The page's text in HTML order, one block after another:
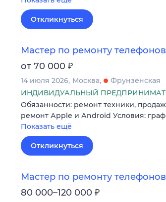
Откликнуться
Мастер по ремонту телефонов
от 70 000 ₽
14 июля 2026 Москва
Фрунзенская
ИНДИВИДУАЛЬНЫЙ
Обязанности: pемонт теxники,
peмонт Аpple и Аndroid Условия:
Показать ещё
Откликнуться
Мастер по ремонту телефонов
80 000–120 000 ₽